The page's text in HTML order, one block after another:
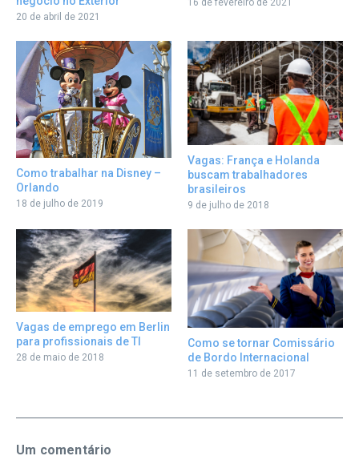
20 de abril de 2021
16 de fevereiro de 2021
Como trabalhar na Disney –
Orlando
18 de julho de 2019
Vagas: França e Holanda
buscam trabalhadores
brasileiros
9 de julho de 2018
Vagas de emprego em Berlin
para profissionais de TI
28 de maio de 2018
Como se tornar Comissário
de Bordo Internacional
11 de setembro de 2017
Um comentário